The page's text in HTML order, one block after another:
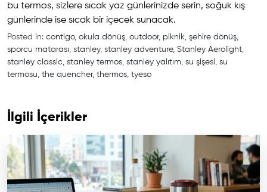
bu termos, sizlere sıcak yaz günlerinizde serin, soğuk kış
günlerinde ise sıcak bir içecek sunacak.
Posted in: contigo, okula dönüş, outdoor, piknik, şehire dönüş,
sporcu matarası, stanley, stanley adventure, Stanley Aerolight,
stanley classic, stanley termos, stanley yalıtım, su şişesi, su
termosu, the quencher, thermos, tyeso
İlgili İçerikler